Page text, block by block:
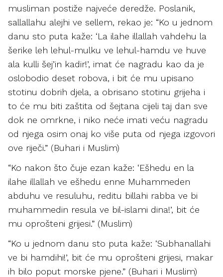
musliman postiže najveće deredže. Poslanik,
sallallahu alejhi ve sellem, rekao je: “Ko u jednom
danu sto puta kaže: ‘La ilahe illallah vahdehu la
šerike leh lehul-mulku ve lehul-hamdu ve huve
ala kulli šej’in kadir!’, imat će nagradu kao da je
oslobodio deset robova, i bit će mu upisano
stotinu dobrih djela, a obrisano stotinu grijeha i
to će mu biti zaštita od šejtana cijeli taj dan sve
dok ne omrkne, i niko neće imati veću nagradu
od njega osim onaj ko više puta od njega izgovori
ove riječi.” (Buhari i Muslim)
“Ko nakon što čuje ezan kaže: ‘Ešhedu en la
ilahe illallah ve ešhedu enne Muhammeden
abduhu ve resuluhu, reditu billahi rabba ve bi
muhammedin resula ve bil-islami dina!’, bit će
mu oprošteni grijesi.” (Muslim)
“Ko u jednom danu sto puta kaže: ‘Subhanallahi
ve bi hamdihi!’, bit će mu oprošteni grijesi, makar
ih bilo poput morske pjene.” (Buhari i Muslim)